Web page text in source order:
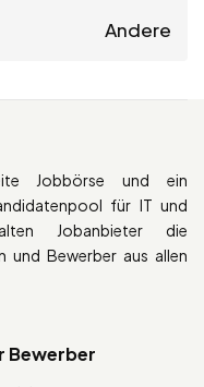
Andere
Jobbörse und ein
für IT und
Jobanbieter die
und Bewerber aus allen
Bewerber